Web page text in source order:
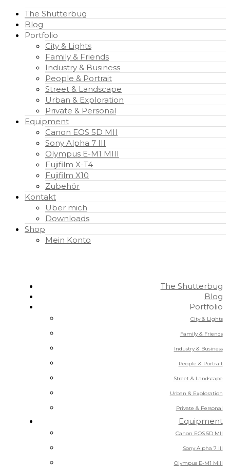
The Shutterbug
Blog
Portfolio
City & Lights
Family & Friends
Industry & Business
People & Portrait
Street & Landscape
Urban & Exploration
Private & Personal
Equipment
Canon EOS 5D MII
Sony Alpha 7 III
Olympus E-M1 MIII
Fujifilm X-T4
Fujifilm X10
Zubehör
Kontakt
Über mich
Downloads
Shop
Mein Konto
The Shutterbug
Blog
Portfolio
City & Lights
Family & Friends
Industry & Business
People & Portrait
Street & Landscape
Urban & Exploration
Private & Personal
Equipment
Canon EOS 5D MII
Sony Alpha 7 III
Olympus E-M1 MIII